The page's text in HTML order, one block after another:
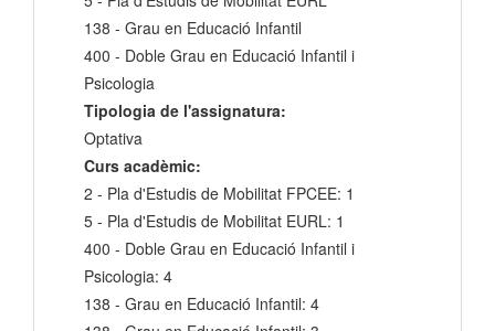
138 - Grau en Educació Infantil
400 - Doble Grau en Educació Infantil i
Psicologia
Tipologia de l'assignatura:
Optativa
Curs acadèmic:
2 - Pla d'Estudis de Mobilitat FPCEE: 1
5 - Pla d'Estudis de Mobilitat EURL: 1
400 - Doble Grau en Educació Infantil i
Psicologia: 4
138 - Grau en Educació Infantil: 4